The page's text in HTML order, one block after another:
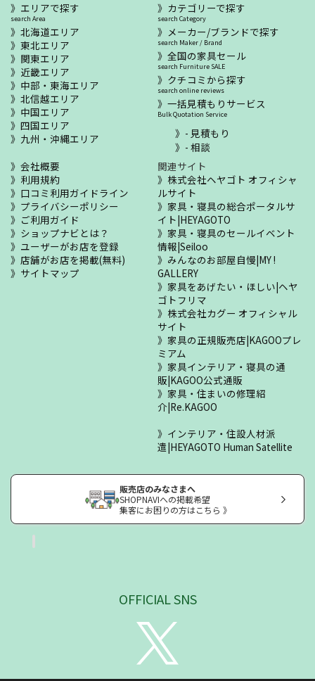
エリアで探す
search Area
北海道エリア
東北エリア
関東エリア
近畿エリア
中部・東海エリア
北信越エリア
中国エリア
四国エリア
九州・沖縄エリア
カテゴリーで探す
search Category
メーカー/ブランドで探す
search Maker / Brand
全国の家具セール
search Furniture SALE
クチコミから探す
search online reviews
一括見積もりサービス
Bulk Quotation Service
- 見積もり
- 相談
会社概要
利用規約
口コミ利用ガイドライン
プライバシーポリシー
ご利用ガイド
ショップナビとは？
ユーザーがお店を登録
店舗がお店を掲載(無料)
サイトマップ
関連サイト
株式会社ヘヤゴト オフィシャ
ルサイト
家具・寝具の総合ポータルサ
イト|HEYAGOTO
家具・寝具のセールイベント
情報|Seiloo
みんなのお部屋自慢|MY !
GALLERY
家具をあげたい・ほしい|ヘヤ
ゴトフリマ
株式会社カグー オフィシャル
サイト
家具の正規販売店|KAGOOプレ
ミアム
家具インテリア・寝具の通
販|KAGOO公式通販
家具・住まいの修理紹
介|Re.KAGOO
インテリア・住設人材派
遣|HEYAGOTO Human Satellite
販売店のみなさまへ
SHOPNAVIへの掲載希望
集客にお困りの方はこちら 》
OFFICIAL SNS